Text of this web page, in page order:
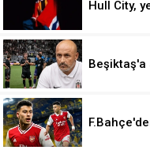
Hull City,
Beşiktaş'a